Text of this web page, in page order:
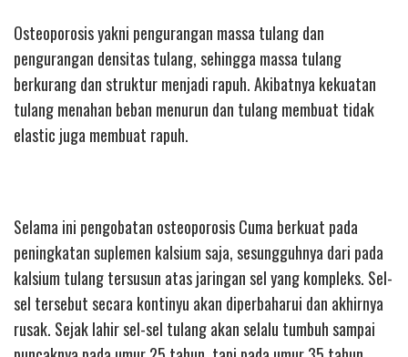
Osteoporosis yakni pengurangan massa tulang dan
pengurangan densitas tulang, sehingga massa tulang
berkurang dan struktur menjadi rapuh. Akibatnya kekuatan
tulang menahan beban menurun dan tulang membuat tidak
elastic juga membuat rapuh.
Selama ini pengobatan osteoporosis Cuma berkuat pada
peningkatan suplemen kalsium saja, sesungguhnya dari pada
kalsium tulang tersusun atas jaringan sel yang kompleks. Sel-
sel tersebut secara kontinyu akan diperbaharui dan akhirnya
rusak. Sejak lahir sel-sel tulang akan selalu tumbuh sampai